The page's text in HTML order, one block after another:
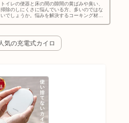
トイレの便器と床の間の隙間の黄ばみや臭い、
掃除のしにくさに悩んでいる方、多いのではな
いでしょうか。悩みを解決するコーキング材
気の充電式カイロ